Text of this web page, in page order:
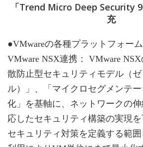
「Trend Micro Deep Security
充
●VMwareの各種プラットフォー
VMware NSX連携： VMware
散防止型セキュリティモデル（
ル）」、「マイクロセグメンテ
化」を基軸に、ネットワークの
応したセキュリティ構築の実現を
セキュリティ対策を定義する範